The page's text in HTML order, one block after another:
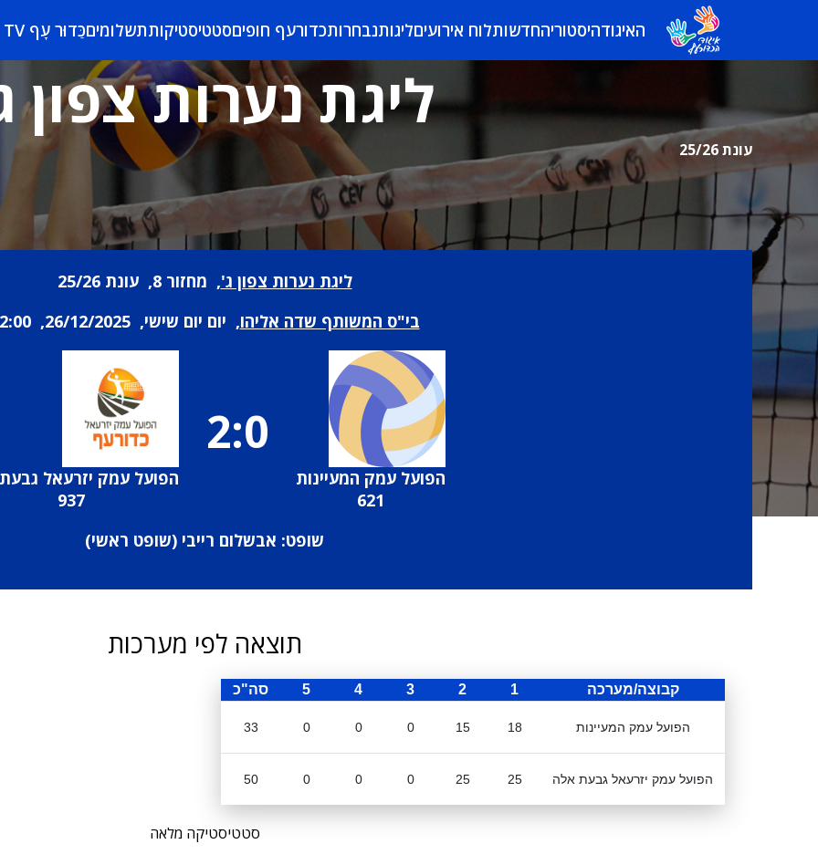
האיגודהיסטוריהחדשותלוח אירועיםליגותנבחרותכדורעף חופיםסטטיסטיקותתשלומיםכַּדוּר עָף TV
ליגת נערות צפון
עונת 25/26
ליגת נערות צפון ג', מחזור 8, עונת 25/26
בי"ס המשותף שדה אליהו, יום יום שישי, 26/12/2025, 12:00
הפועל עמק המעיינות
621
2:0
הפועל עמק יזרעאל
937
שופט: אבשלום רייבי (שופט ראשי)
תוצאה לפי מערכות
קבוצה/מערכה 1
2
3
4
5 סה"כ
הפועל עמק המעיינות 18
15
0
0
0
33
הפועל עמק יזרעאל גבעת אלה 25
25
0
0
0
50
סטטיסטיקה מלאה